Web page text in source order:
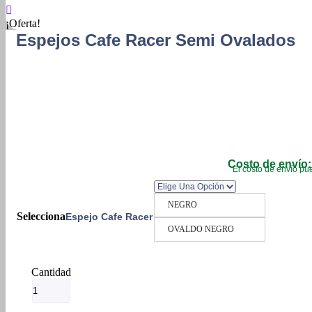
¡Oferta!
Espejos Cafe Racer Semi Ovalados
Costo de envío:
El costo de envío
Espejo Cafe Racer
NEGRO
OVALDO NEGRO
Espejos